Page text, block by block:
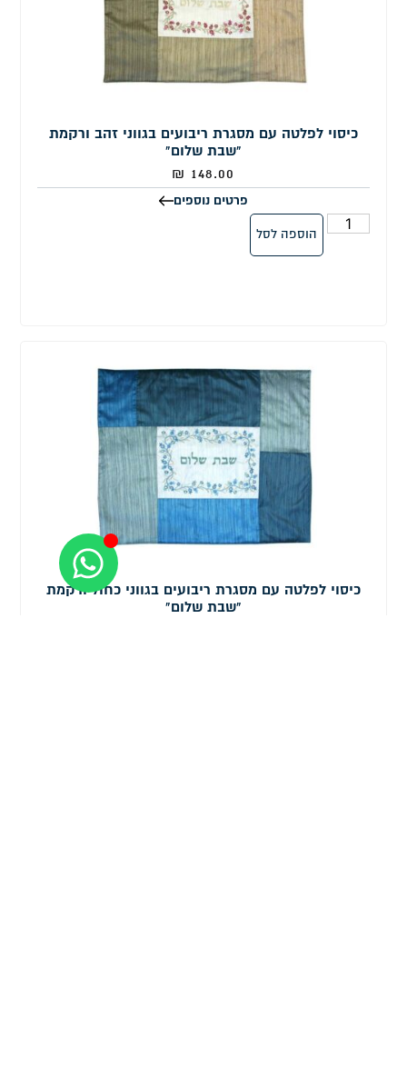
כיסוי לפלטה עם מסגרת ריבועים בגווני זהב ורקמת
"שבת שלום"
148.00
₪
פרטים נוספים
הוספה לסל
כיסוי לפלטה עם מסגרת ריבועים בגווני כחול ורקמת
"שבת שלום"